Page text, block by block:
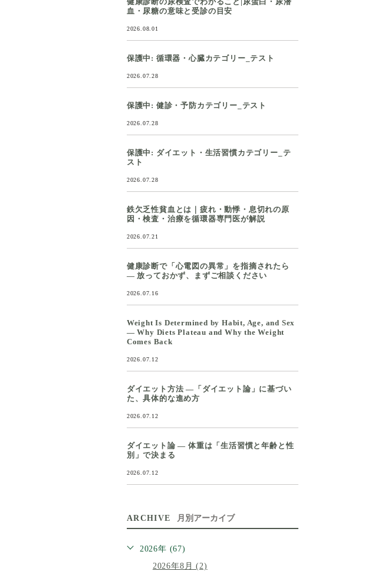
血・尿糖の意味と受診の目安
2026.08.01
保護中: 循環器・心臓カテゴリー_テスト
2026.07.28
保護中: 健診・予防カテゴリー_テスト
2026.07.28
保護中: ダイエット・生活習慣カテゴリー_テ
スト
2026.07.28
鉄欠乏性貧血とは｜疲れ・動悸・息切れの原
因・検査・治療を循環器専門医が解説
2026.07.21
健康診断で「心電図の異常」を指摘されたら
― 放っておかず、まずご相談ください
2026.07.16
Weight Is Determined by Habit, Age, and Sex
— Why Diets Plateau and Why the Weight
Comes Back
2026.07.12
ダイエット方法 ―「ダイエット論」に基づい
た、具体的な進め方
2026.07.12
ダイエット論 ― 体重は「生活習慣と年齢と性
別」で決まる
2026.07.12
ARCHIVE 月別アーカイブ
2026年 (67)
2026年8月 (2)